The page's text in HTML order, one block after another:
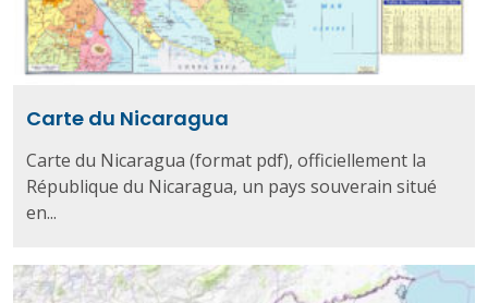
Carte du Nicaragua
Carte du Nicaragua (format pdf), officiellement la
République du Nicaragua, un pays souverain situé
en...